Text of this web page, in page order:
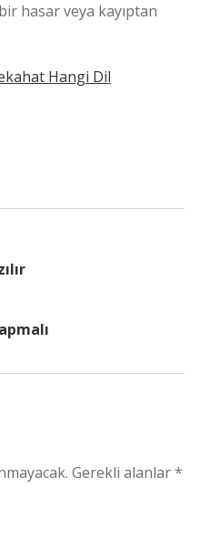
hasar veya kayıptan
Hangi Dil
Gerekli alanlar*